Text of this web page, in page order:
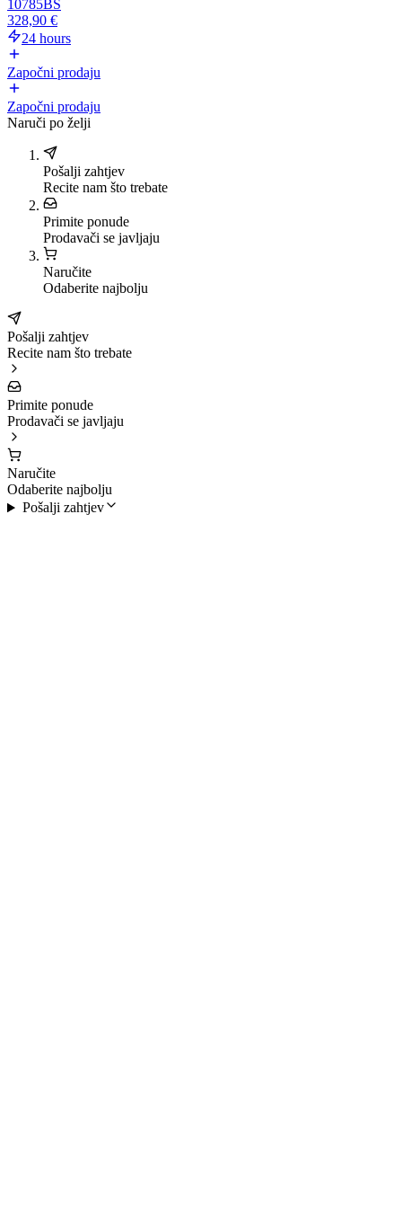
10785BS
328,90 €
24 hours
Započni prodaju
Započni prodaju
Naruči po želji
Pošalji zahtjev
Recite nam što trebate
Primite ponude
Prodavači se javljaju
Naručite
Odaberite najbolju
Pošalji zahtjev
Recite nam što trebate
Primite ponude
Prodavači se javljaju
Naručite
Odaberite najbolju
Pošalji zahtjev